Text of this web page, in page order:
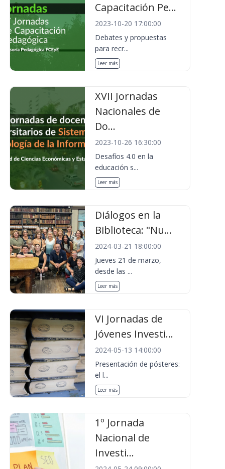
Capacitación Pe...
2023-10-20 17:00:00
Debates y propuestas
para recr...
Leer más
XVII Jornadas
Nacionales de
Do...
2023-10-26 16:30:00
Desafíos 4.0 en la
educación s...
Leer más
Diálogos en la
Biblioteca: "Nu...
2024-03-21 18:00:00
Jueves 21 de marzo,
desde las ...
Leer más
VI Jornadas de
Jóvenes Investi...
2024-05-13 14:00:00
Presentación de pósteres:
el l...
Leer más
1º Jornada
Nacional de
Investi...